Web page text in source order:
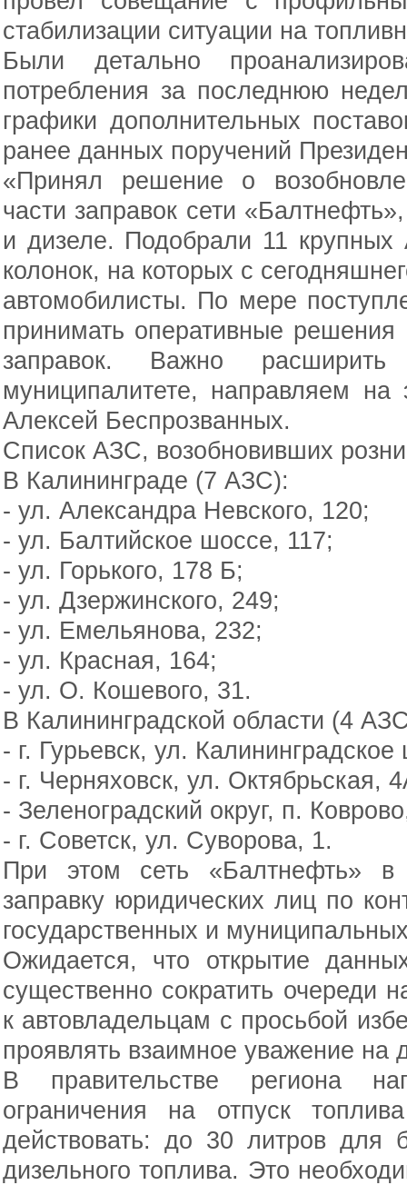
стабилизации ситуации на
Были детально
потребления за последнюю
графики дополнительных
ранее данных поручений
«Принял решение о
части заправок сети
и дизеле. Подобрали 11
колонок, на которых с
автомобилисты. По мере
принимать оперативные решения
заправок. Важно
муниципалитете, направляем
Алексей Беспрозванных.
Список АЗС, возобновивших
В Калининграде (7 АЗС):
- ул. Александра Невского, 120;
- ул. Балтийское шоссе, 117;
- ул. Горького, 178 Б;
- ул. Дзержинского, 249;
- ул. Емельянова, 232;
- ул. Красная, 164;
- ул. О. Кошевого, 31.
В Калининградской области (4
- г. Гурьевск, ул.
- г. Черняховск, ул. Октябрьская,
- Зеленоградский округ, п.
- г. Советск, ул. Суворова, 1.
При этом сеть «Балтнефть»
заправку юридических лиц по
государственных и
Ожидается, что открытие
существенно сократить очереди
к автовладельцам с просьбой
проявлять взаимное уважение на
В правительстве региона
ограничения на отпуск
действовать: до 30 литров
дизельного топлива. Это